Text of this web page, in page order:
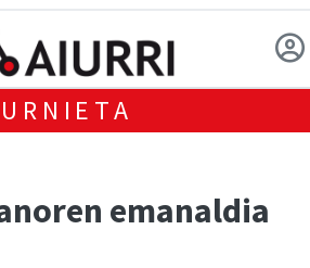
URNIETA
emanaldia